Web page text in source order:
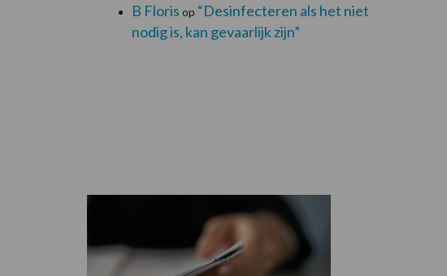
B Floris op “Desinfecteren als het niet
nodig is, kan gevaarlijk zijn”